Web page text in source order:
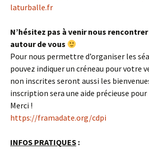
laturballe.fr
N’hésitez pas à venir nous
autour de vous
Pour nous permettre d’organiser les
pouvez indiquer un créneau pour votre
non inscrites seront aussi les
inscription sera une aide précieuse pour
Merci !
https://framadate.org/cdpi
INFOS PRATIQUES :